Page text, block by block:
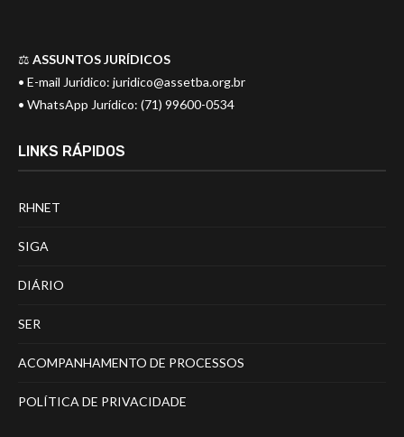
⚖️ ASSUNTOS JURÍDICOS
• E-mail Jurídico: juridico@assetba.org.br
• WhatsApp Jurídico: (71) 99600-0534
LINKS RÁPIDOS
RHNET
SIGA
DIÁRIO
SER
ACOMPANHAMENTO DE PROCESSOS
POLÍTICA DE PRIVACIDADE